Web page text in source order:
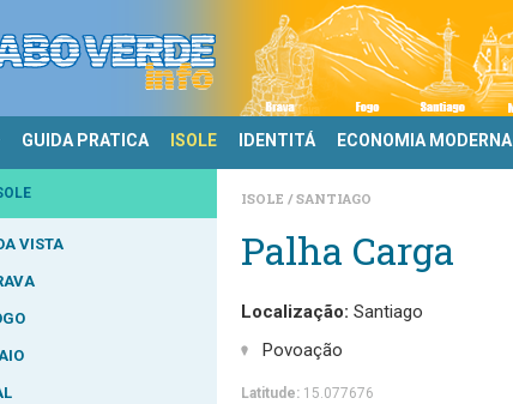
GUIDA PRATICA ISOLE IDENTITÁ ECONOMIA MODERNA
VISTA
ISOLE SANTIAGO
Palha Carga
Localização: Santiago
Povoação
Latitude: 15.077676